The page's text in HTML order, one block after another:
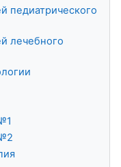
педиатрического
лечебного